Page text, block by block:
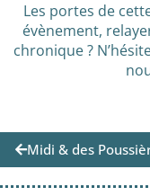
Les portes de
évènement,
chronique ?
Midi & des